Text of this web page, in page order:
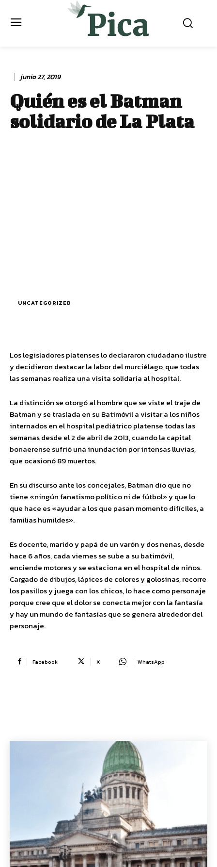
junio 27, 2019
Quién es el Batman
solidario de La Plata
UNCATEGORIZED
Los legisladores platenses lo declararon ciudadano ilustre
y decidieron destacar la labor del murciélago, que todas
las semanas realiza una visita solidaria al hospital.
La distinción se otorgó al hombre que se viste el traje de
Batman y se traslada en su Batimóvil a visitar a los niños
internados en el hospital pediátrico platense todas las
semanas desde el 2 de abril de 2013, cuando la capital
bonaerense sufrió una inundación por intensas lluvias,
que ocasionó 89 muertos.
En su discurso ante los concejales, Batman dio que no
tiene «ningún fanatismo político ni de fútbol» y que lo
que hace es «ayudar a los que pasan momento difíciles, a
familias humildes».
Es docente, marido y papá de un varón y dos nenas, desde
hace 6 años, cada viernes se sube a su batimóvil,
enciende motores y se estaciona en el hospital de niños.
Cargado de dibujos, lápices de colores y golosinas, recorre
los pasillos y juega con los chicos, lo hace como personaje
porque cree que el dolor se conecta mejor con la fantasía
y hay un mundo de fantasías que se genera alrededor del
personaje.
Facebook X WhatsApp